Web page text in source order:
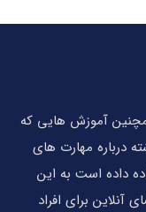
23 ساله خود و همچنین آموزش هایی که
که در 7 سال گذشته درباره مهارت های
داده است به این
برای افراد